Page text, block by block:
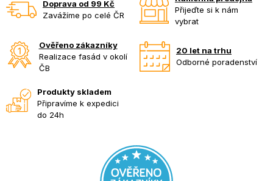
Doprava od 99 Kč
Zavážíme po celé ČR
Přijeďte si k nám
vybrat
Ověřeno zákazníky
Realizace fasád v okolí
ČB
20 let na trhu
Odborné poradenství
Produkty skladem
Připravíme k expedici
do 24h